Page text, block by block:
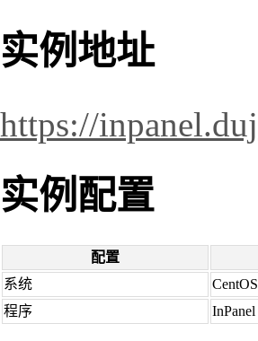
实例地址
https://
实例配置
配置
系统
程序
InPanel